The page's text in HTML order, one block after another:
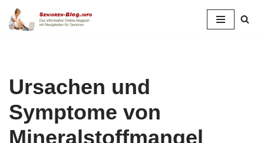
Zum
Ursachen und
Symptome von
Mineralstoffmangel